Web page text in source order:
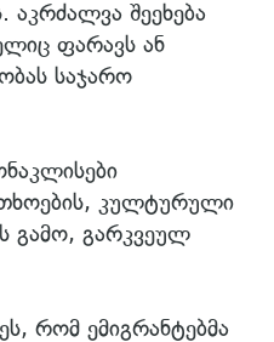
შეეხება
ფარავს ან
საჯარო
კულტურული
გამო, გარკვეულ
რომ ემიგრანტებმა